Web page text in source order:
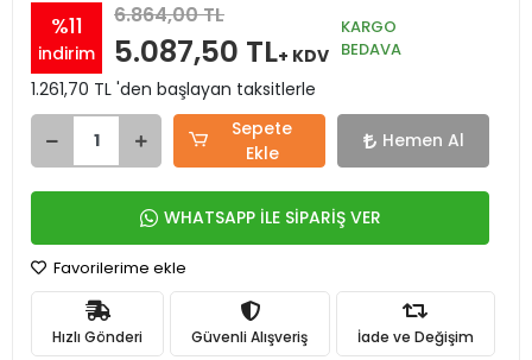
%11
indirim
6.864,00 TL
5.087,50 TL+ KDV
KARGO
BEDAVA
1.261,70 TL 'den başlayan taksitlerle
Sepete
Ekle
Hemen Al
WHATSAPP İLE SİPARİŞ VER
Favorilerime ekle
Hızlı Gönderi Güvenli Alışveriş İade ve Değişim